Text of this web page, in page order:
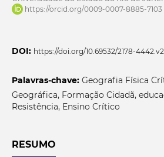
https://orcid.org/0009-0007-8885-7103
DOI: https://doi.org/10.69532/2178-
Palavras-chave: Geografia Física
Geográfica, Formação Cidadã,
Resistência, Ensino Crítico
RESUMO